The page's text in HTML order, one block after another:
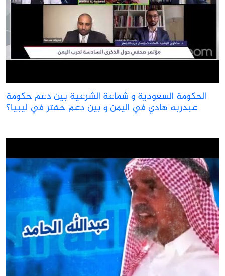
الحكومة السعودية و شماعة الشرعية بين دعم حكومة
عبدربه هادي في اليمن و بين دعم حفتر في ليبيا؟